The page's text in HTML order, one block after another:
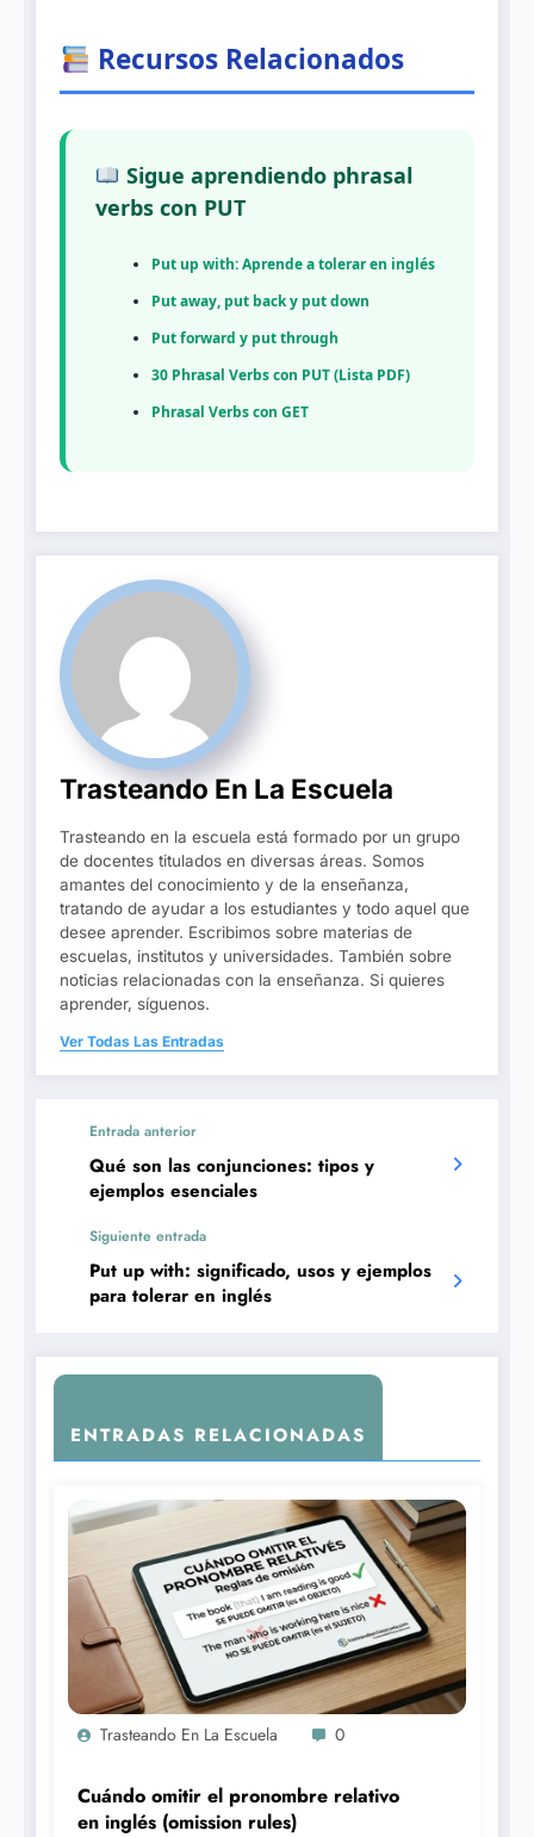
Recursos Relacionados
Sigue aprendiendo phrasal
verbs con PUT
Put up with: Aprende a tolerar en inglés
Put away, put back y put down
Put forward y put through
30 Phrasal Verbs con PUT (Lista PDF)
Phrasal Verbs con GET
Trasteando En La Escuela
Trasteando en la escuela está formado por un grupo
de docentes titulados en diversas áreas. Somos
amantes del conocimiento y de la enseñanza,
tratando de ayudar a los estudiantes y todo aquel que
desee aprender. Escribimos sobre materias de
escuelas, institutos y universidades. También sobre
noticias relacionadas con la enseñanza. Si quieres
aprender, síguenos.
Ver Todas Las Entradas
Entrada anterior
Qué son las conjunciones: tipos y
ejemplos esenciales
Siguiente entrada
Put up with: significado, usos y ejemplos
para tolerar en inglés
ENTRADAS RELACIONADAS
Trasteando En La Escuela 0
Cuándo omitir el pronombre relativo
en inglés (omission rules)